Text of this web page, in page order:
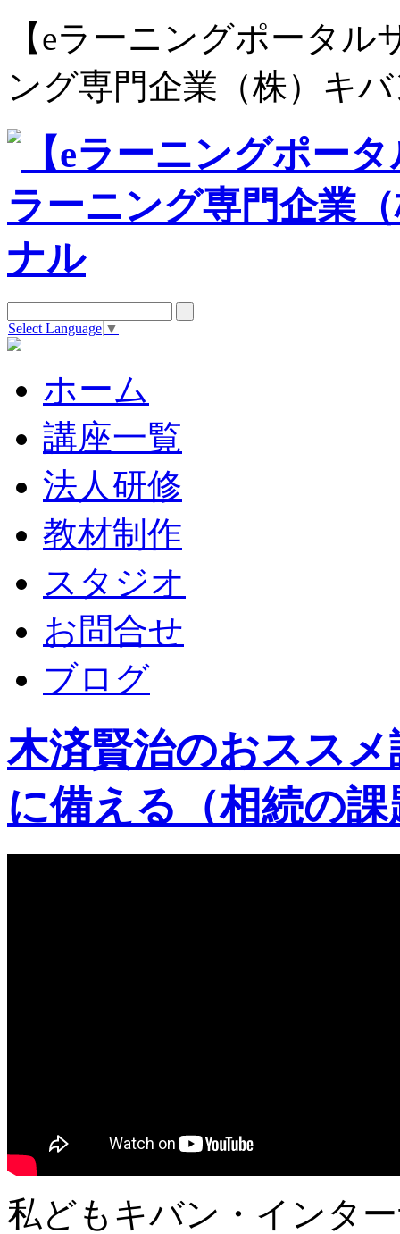
【eラーニングポータル
ング専門企業（株）キ
Select Language ▼
ホーム
講座一覧
法人研修
教材制作
スタジオ
お問合せ
ブログ
木済賢治のおスス
に備える（相続の
私どもキバン・インタ